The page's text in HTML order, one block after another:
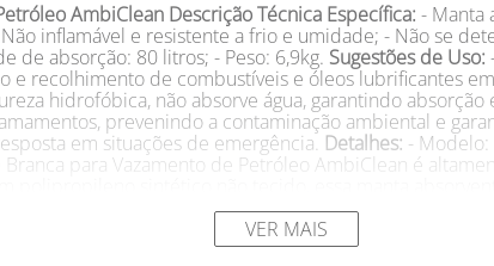
AmbiClean Descrição Técnica Específica: - Manta
inflamável e resistente a frio e umidade; - Não se
de absorção: 80 litros; - Peso: 6,9kg. Sugestões de Uso:
e recolhimento de combustíveis e óleos lubrificantes
hidrofóbica, não absorve água, garantindo
prevenindo a contaminação ambiental e
em situações de emergência. Detalhes: - Modelo:
Branca para Vazamento de Petróleo AmbiClean é
para situações de vazamentos de petróleo. Com
prática e eficiente para a contenção e recolhimento
até indústrias petroquímicas. Além disso, o
VER MAIS